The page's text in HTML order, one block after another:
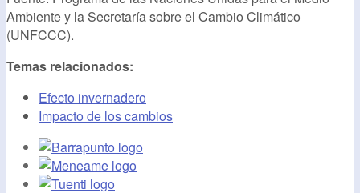
Ambiente y la Secretaría sobre el Cambio Climático
(UNFCCC).
Temas relacionados:
Efecto invernadero
Impacto de los cambios